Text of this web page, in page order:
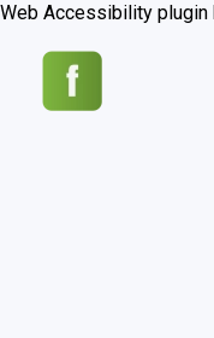
Web Accessibility plugin